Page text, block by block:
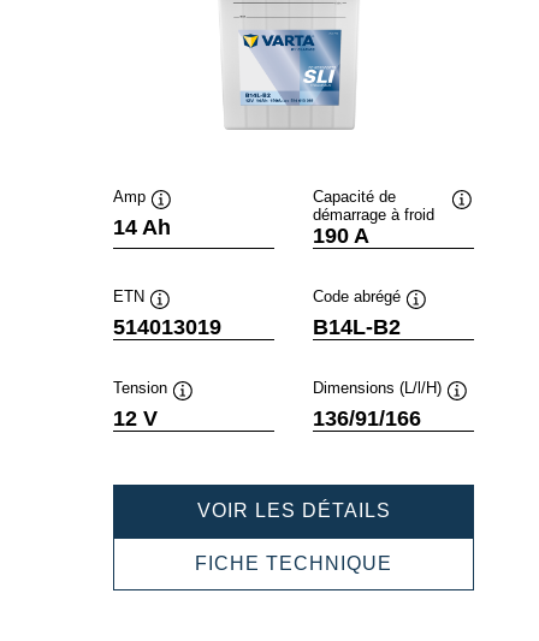
Amp
Infobulle
14 Ah
Capacité de
démarrage à froid
190 A
ETN
Infobulle
514013019
Code abrégé
B14L-B2
Tension
12 V
Dimensions (L/l/H)
136/91/166
VOIR LES DÉTAILS
FRESHPACK
514013019
FICHE TECHNIQUE